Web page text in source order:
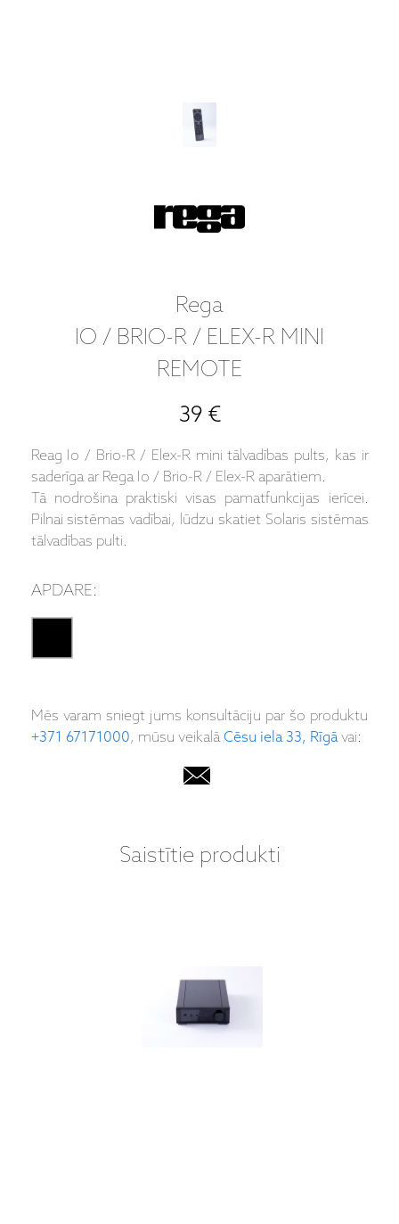
Rega
IO / BRIO-R / ELEX-R MINI
REMOTE
39 €
Reag Io / Brio-R / Elex-R mini tālvadības pults, kas ir
saderīga ar Rega Io / Brio-R / Elex-R aparātiem.
Tā nodrošina praktiski visas pamatfunkcijas ierīcei.
Pilnai sistēmas vadībai, lūdzu skatiet Solaris sistēmas
tālvadības pulti.
APDARE:
Mēs varam sniegt jums konsultāciju par šo produktu
+371 67171000, mūsu veikalāCēsu iela 33, Rīgāvai:
Saistītie produkti